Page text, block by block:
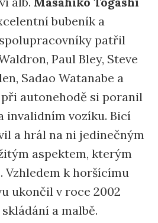
bubeník a
patřil
Paul Bley, Steve
Sadao Watanabe a
při autonehodě si poranil
invalidním vozíku. Bicí
a hrál na ni jedinečným
aspektem, kterým
Vzhledem k horšícímu
ukončil v roce 2002
a malbě.